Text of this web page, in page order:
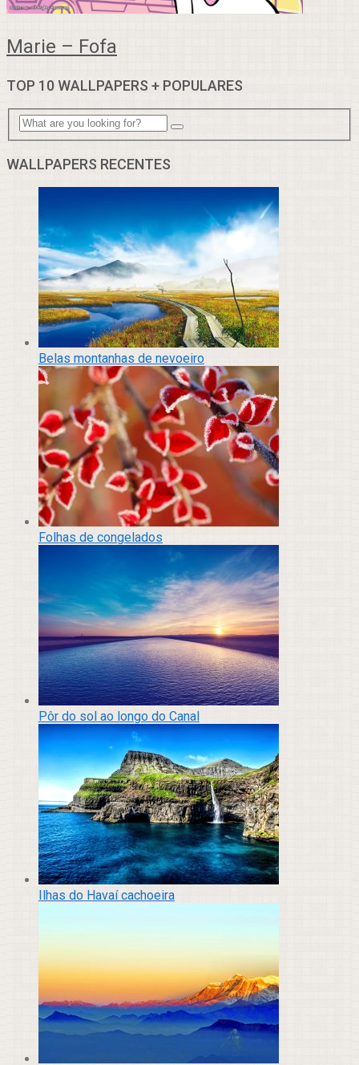
Marie – Fofa
TOP 10 WALLPAPERS + POPULARES
WALLPAPERS RECENTES
Belas montanhas de nevoeiro
Folhas de congelados
Pôr do sol ao longo do Canal
Ilhas do Havaí cachoeira